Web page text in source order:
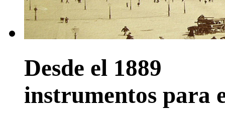
Desde el 1889
instrumentos para